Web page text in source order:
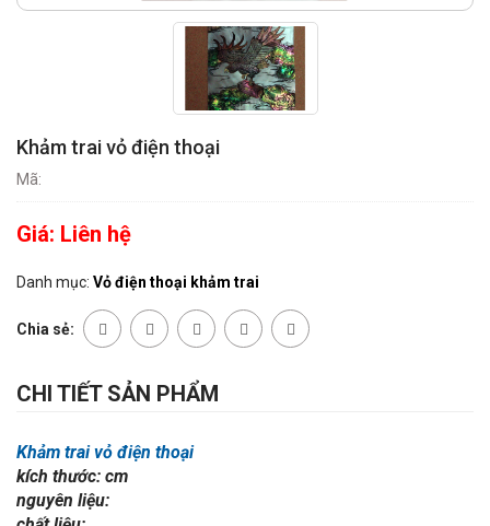
Khảm trai vỏ điện thoại
Mã:
Giá: Liên hệ
Danh mục: Vỏ điện thoại khảm trai
Chia sẻ:
CHI TIẾT SẢN PHẨM
Khảm trai vỏ điện thoại
kích thước: cm
nguyên liệu: